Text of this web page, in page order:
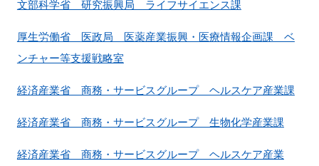
文部科学省 研究振興局 ライフサイエンス課
厚生労働省 医政局 医薬産業振興・医療情報企画課 ベ
ンチャー等支援戦略室
経済産業省 商務・サービスグループ ヘルスケア産業課
経済産業省 商務・サービスグループ 生物化学産業課
経済産業省 商務・サービスグループ ヘルスケア産業